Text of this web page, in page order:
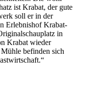
ist Krabat, der gute
soll er in der
Erlebnishof Krabat-
in
Krabat wieder
befinden sich